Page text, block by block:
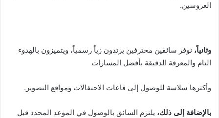
العروسين.
وثانياً، نوفر سائقين محترفين يرتدون زياً رسمياً، ويتميزون بالهدوء
التام والمعرفة الدقيقة بأفضل المسارات
وأكثرها سلاسة للوصول إلى قاعات الاحتفالات ومواقع التصوير.
بالإضافة إلى ذلك، يلتزم السائق بالوصول في الموعد المحدد قبل